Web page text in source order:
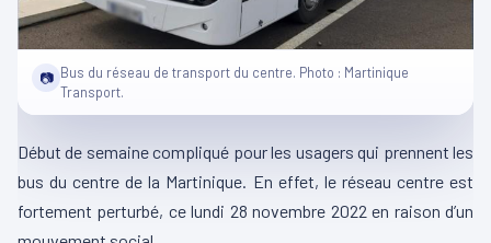
📷 Bus du réseau de transport du centre. Photo : Martinique
Transport.
Début de semaine compliqué pour les usagers qui prennent les
bus du centre de la Martinique. En effet, le réseau centre est
fortement perturbé, ce lundi 28 novembre 2022 en raison d’un